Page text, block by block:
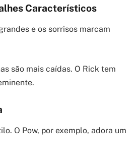
Característicos
e os sorrisos marcam
são mais caídas. O Rick tem
O Pow, por exemplo, adora um